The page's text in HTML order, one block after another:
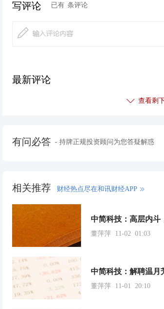
写评论 已有 条评论
最新评论
查看剩
有问必答 - 持牌正规投资顾问为您答疑解惑
相关推荐 财经热点尽在和讯财经APP
中简科技：高层内斗
董萍萍 11-02 01:03
中简科技：解聘温月
董萍萍 11-01 20:10